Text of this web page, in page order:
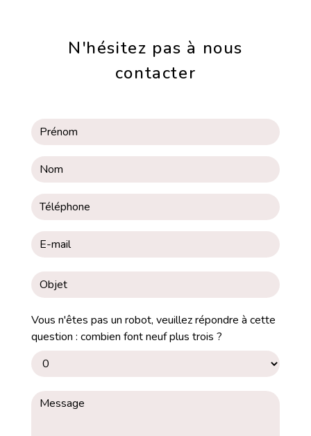
N'hésitez pas à nous
contacter
Vous n'êtes pas un robot, veuillez répondre à cette
question : combien font neuf plus trois ?